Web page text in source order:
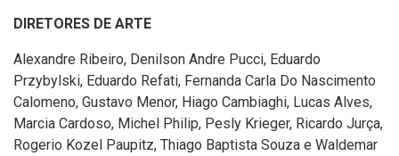
DIRETORES DE ARTE
Alexandre Ribeiro, Denilson Andre Pucci, Eduardo
Przybylski, Eduardo Refati, Fernanda Carla Do Nascimento
Calomeno, Gustavo Menor, Hiago Cambiaghi, Lucas Alves,
Marcia Cardoso, Michel Philip, Pesly Krieger, Ricardo Jurça,
Rogerio Kozel Paupitz, Thiago Baptista Souza e Waldemar